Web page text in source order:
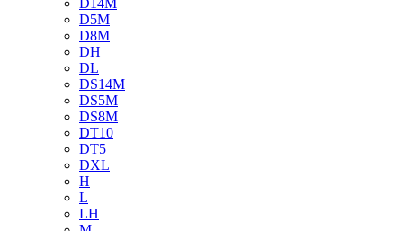
D14M
D5M
D8M
DH
DL
DS14M
DS5M
DS8M
DT10
DT5
DXL
H
L
LH